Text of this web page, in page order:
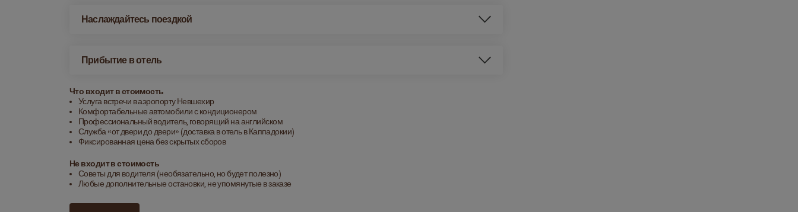
Наслаждайтесь поездкой
Прибытие в отель
Что входит в стоимость
Услуга встречи в аэропорту Невшехир
Комфортабельные автомобили с кондиционером
Профессиональный водитель, говорящий на английском
Служба «от двери до двери» (доставка в отель в Каппадокии)
Фиксированная цена без скрытых сборов
Не входит в стоимость
Советы для водителя (необязательно, но будет полезно)
Любые дополнительные остановки, не упомянутые в заказе